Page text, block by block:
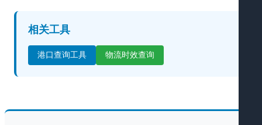
相关工具
港口查询工具 物流时效查询